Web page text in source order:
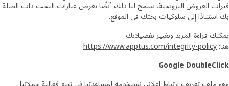
فترات العروض الترويجية. يسمح لنا ذلك أيضًا بعرض عبارات البحث ذات الصلة
بك استنادًا إلى سلوكيات بحثك في الموقع.
يمكنك قراءة المزيد وتغيير تفضيلاتك
هنا: https://www.apptus.com/integrity-policy
Google DoubleClick
وهو ملف تعريف ارتباط إعلاني نستخدمه لمساعدتنا في تتبع فعالية حملاتنا